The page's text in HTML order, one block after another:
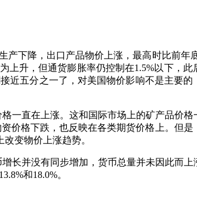
下降，出口产品物价上涨，最高时比前年
升，但通货膨胀率仍控制在1.5%以下，此
近五分之一了，对美国物价影响不是主要的
一直在上涨。这和国际市场上的矿产品价格
价格下跌，也反映在各类期货价格上。但
变物价上涨趋势。
长并没有同步增加，货币总量并未因此而
和18.0%。